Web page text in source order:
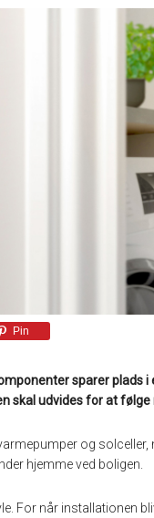
Pin
sparer plads
skal udvides for at følge
og
hjemme ved boligen.
For når installationen